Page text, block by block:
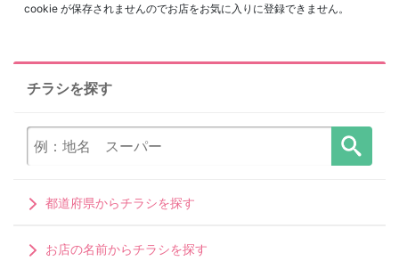
cookie が保存されませんのでお店をお気に入りに登録できません。
チラシを探す
都道府県からチラシを探す
お店の名前からチラシを探す